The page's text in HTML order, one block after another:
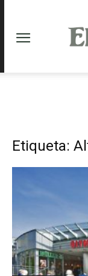
Etiqueta: